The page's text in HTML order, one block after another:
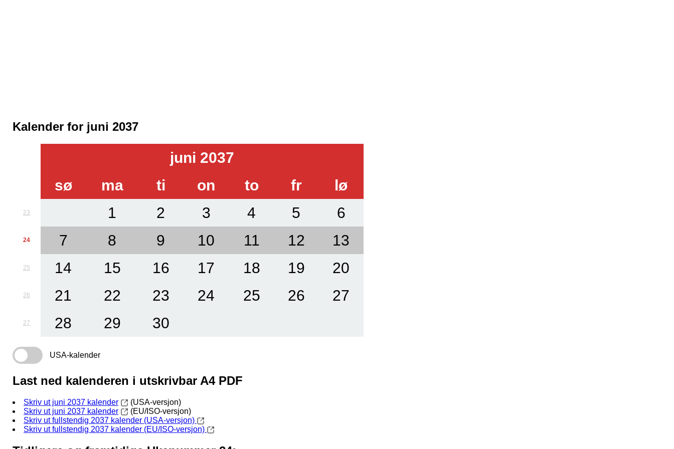
Kalender for juni 2037
juni 2037
sø
ma ti on to fr lø
23 1 2 3 4 5 6
24 7 8 9 10 11 12 13
25 14 15 16 17 18 19 20
26 21 22 23 24 25 26 27
27 28 29 30
USA-kalender
Last ned kalenderen i utskrivbar A4 PDF
Skriv ut juni 2037 kalender
(USA-versjon)
Skriv ut juni 2037 kalender
(EU/ISO-versjon)
Skriv ut fullstendig 2037 kalender (USA-versjon)
Skriv ut fullstendig 2037 kalender (EU/ISO-versjon)